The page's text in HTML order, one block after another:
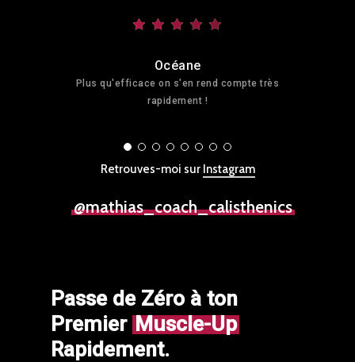
Océane
Plus qu'efficace on s'en rend compte très
rapidement !
Retrouves-moi sur Instagram
@mathias_coach_calisthenics
Passe de Zéro à ton
Premier Muscle-Up
Rapidement.